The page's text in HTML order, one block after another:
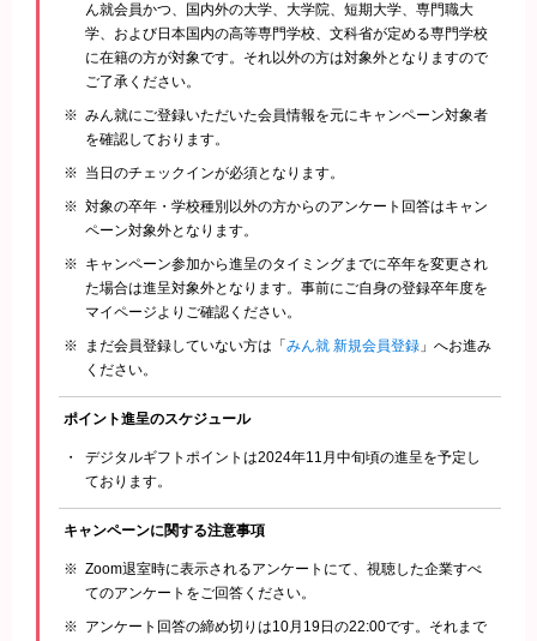
ん就会員かつ、国内外の大学、大学院、短期大学、専門職大
学、および日本国内の高等専門学校、文科省が定める専門学校
に在籍の方が対象です。それ以外の方は対象外となりますので
ご了承ください。
みん就にご登録いただいた会員情報を元にキャンペーン対象者
を確認しております。
当日のチェックインが必須となります。
対象の卒年・学校種別以外の方からのアンケート回答はキャン
ペーン対象外となります。
キャンペーン参加から進呈のタイミングまでに卒年を変更され
た場合は進呈対象外となります。事前にご自身の登録卒年度を
マイページよりご確認ください。
まだ会員登録していない方は「 みん就 新規会員登録 」へお進み
ください。
ポイント進呈のスケジュール
デジタルギフトポイントは2024年11月中旬頃の進呈を予定し
ております。
キャンペーンに関する注意事項
Zoom退室時に表示されるアンケートにて、視聴した企業すべ
てのアンケートをご回答ください。
アンケート回答の締め切りは10月19日の22:00です。それまで